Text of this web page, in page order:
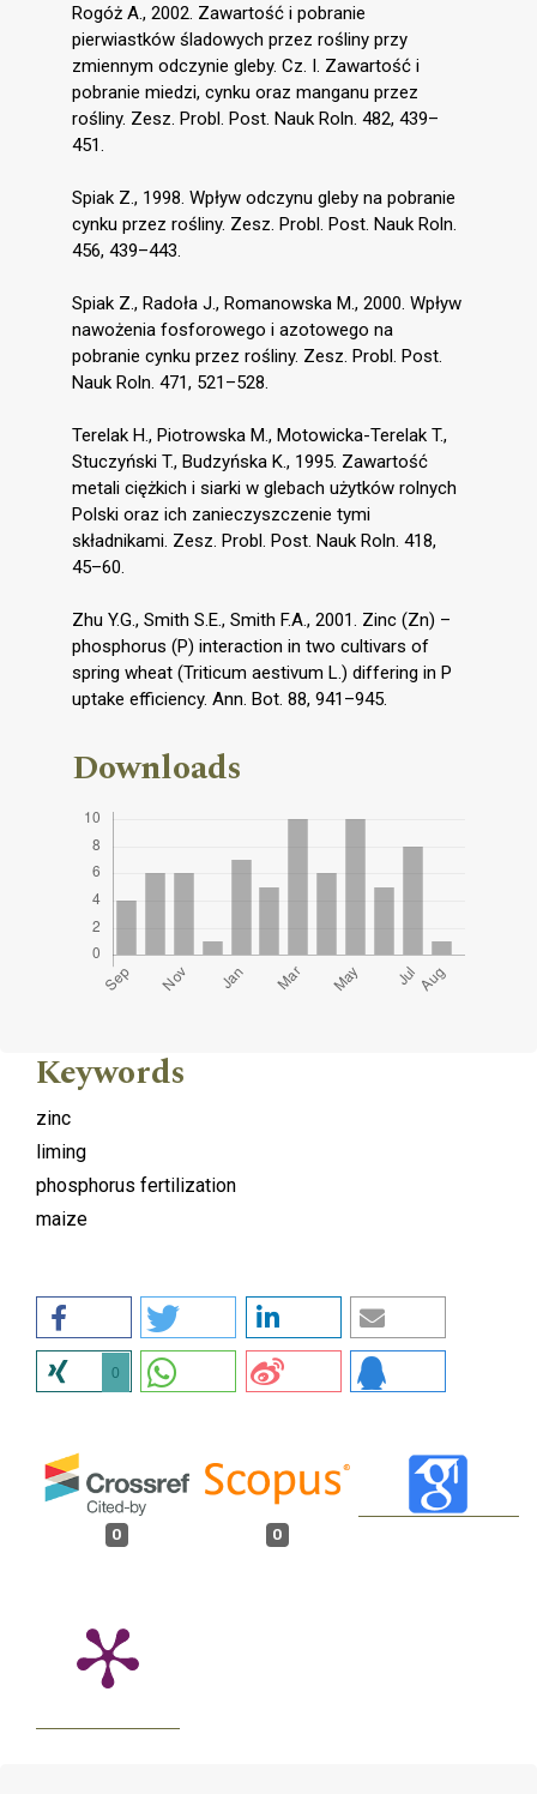
Rogóż A., 2002. Zawartość i pobranie
pierwiastków śladowych przez rośliny przy
zmiennym odczynie gleby. Cz. I. Zawartość i
pobranie miedzi, cynku oraz manganu przez
rośliny. Zesz. Probl. Post. Nauk Roln. 482, 439–
451.
Spiak Z., 1998. Wpływ odczynu gleby na pobranie
cynku przez rośliny. Zesz. Probl. Post. Nauk Roln.
456, 439–443.
Spiak Z., Radoła J., Romanowska M., 2000. Wpływ
nawożenia fosforowego i azotowego na
pobranie cynku przez rośliny. Zesz. Probl. Post.
Nauk Roln. 471, 521–528.
Terelak H., Piotrowska M., Motowicka-Terelak T.,
Stuczyński T., Budzyńska K., 1995. Zawartość
metali ciężkich i siarki w glebach użytków rolnych
Polski oraz ich zanieczyszczenie tymi
składnikami. Zesz. Probl. Post. Nauk Roln. 418,
45–60.
Zhu Y.G., Smith S.E., Smith F.A., 2001. Zinc (Zn) –
phosphorus (P) interaction in two cultivars of
spring wheat (Triticum aestivum L.) differing in P
uptake efficiency. Ann. Bot. 88, 941–945.
Downloads
Keywords
zinc
liming
phosphorus fertilization
maize
0
0 0